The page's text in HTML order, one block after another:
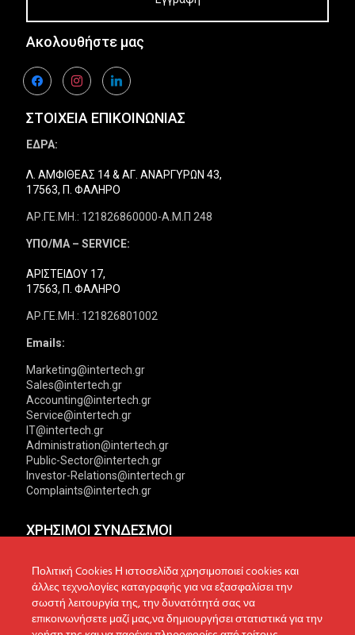
Ακολουθήστε μας
facebookinstagramlinkedin
ΣΤΟΙΧΕΙΑ ΕΠΙΚΟΙΝΩΝΙΑΣ
ΕΔΡΑ:
Λ. ΑΜΦΙΘΕΑΣ 14 & ΑΓ. ΑΝΑΡΓΥΡΩΝ 43,
17563, Π. ΦΑΛΗΡΟ
ΑΡ.ΓΕ.ΜΗ.: 121826860000-Α.Μ.Π 248
ΥΠΟ/ΜΑ – SERVICE:
ΑΡΙΣΤΕΙΔΟΥ 17,
17563, Π. ΦΑΛΗΡΟ
ΑΡ.ΓΕ.ΜΗ.: 121826801002
Emails:
Marketing@intertech.gr
Sales@intertech.gr
Accounting@intertech.gr
Service@intertech.gr
IT@intertech.gr
Administration@intertech.gr
Public-Sector@intertech.gr
Investor-Relations@intertech.gr
Complaints@intertech.gr
ΧΡΗΣΙΜΟΙ ΣΥΝΔΕΣΜΟΙ
Αντιπροσωπείες
Δίκτυο συνεργατών
Τεχνική υποστήριξη
Πολιτική Απορρήτου
Πολιτική Cookies
Πολιτική Προστασίας
Πολιτική Cookies Η ιστοσελίδα χρησιμοποιεί cookies και
άλλες τεχνολογίες καταγραφής για να εξασφαλίσει την
σωστή λειτουργία της, την δυνατότητά σας να
επικοινωνήσετε μαζί μας,να δημιουργήσει στατιστικά για την